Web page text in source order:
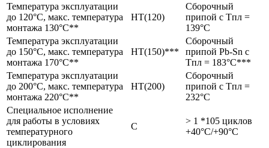
Температура эксплуатации
до 120°С, макс. температура
монтажа 130°С**
HT(120)
Сборочный
припой с Tпл =
139°C
Температура эксплуатации
до 150°С, макс. температура
монтажа 170°С**
HT(150)***
Сборочный
припой Pb-Sn с
Tпл = 183°C***
Температура эксплуатации
до 200°С, макс. температура
монтажа 220°С**
HT(200)
Сборочный
припой с Tпл =
232°C
Специальное исполнение
для работы в условиях
температурного
циклирования
C
> 1 *105 циклов
+40°C/+90°C